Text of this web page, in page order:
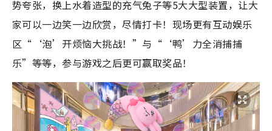
势夸张，换上水着造型的充气兔子等5大大型装置，让大
家可以一边笑一边欣赏，尽情打卡！现场更有互动娱乐
区“‘泡’开烦恼大挑战！”与“‘鸭’力全消捕捕
乐”等等，参与游戏之后更可赢取奖品！